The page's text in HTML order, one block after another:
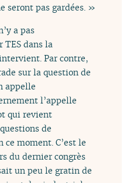
seront pas gardées. »
a pas
dans la
Par contre,
sur la question de
appelle
l’appelle
qui revient
de
ce moment. C’est le
du dernier congrès
un peu le gratin de